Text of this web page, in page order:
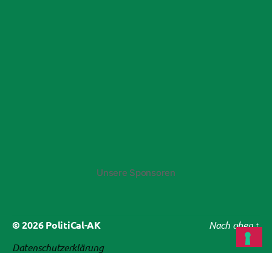
Unsere Sponsoren
© 2026PolitiCal-AK
Datenschutzerklärung
Nach oben↑